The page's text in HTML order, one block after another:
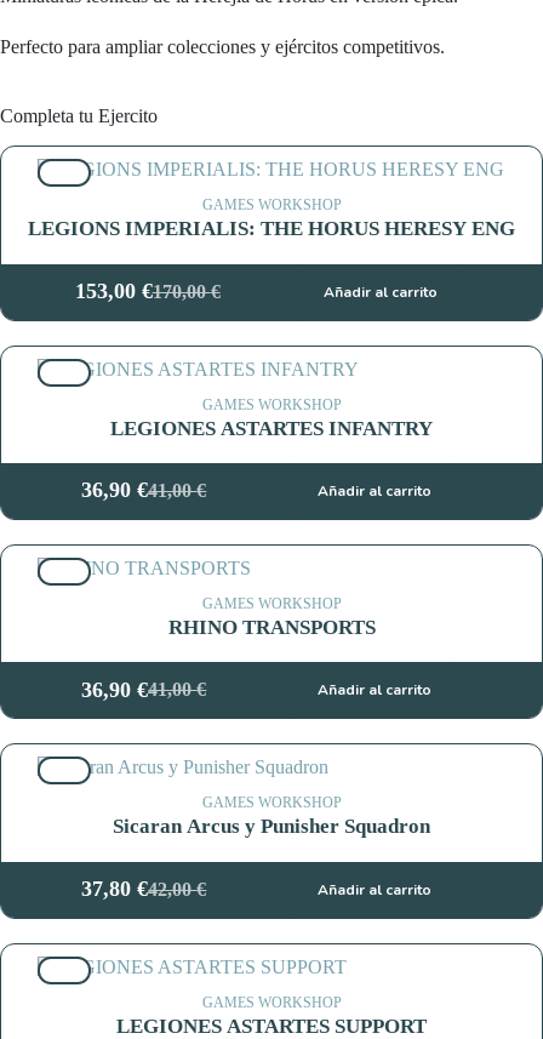
Perfecto para ampliar colecciones y ejércitos competitivos.
Completa tu Ejercito
GAMES WORKSHOP
LEGIONS IMPERIALIS: THE HORUS HERESY ENG
170,00€
El
precio
original
era:
170,00 €.
153,00 €El
precio
actual
es:
153,00 €.
Añadir al carrito
GAMES WORKSHOP
LEGIONES ASTARTES INFANTRY
41,00€
El
precio
original
era:
41,00 €.
36,90€El
precio
actual
es:
36,90 €.
Añadir al carrito
GAMES WORKSHOP
RHINO TRANSPORTS
41,00€
El
precio
original
era:
41,00 €.
36,90€El
precio
actual
es:
36,90 €.
Añadir al carrito
GAMES WORKSHOP
Sicaran Arcus y Punisher Squadron
42,00€
El
precio
original
era:
42,00 €.
37,80€El
precio
actual
es:
37,80 €.
Añadir al carrito
GAMES WORKSHOP
LEGIONES ASTARTES SUPPORT